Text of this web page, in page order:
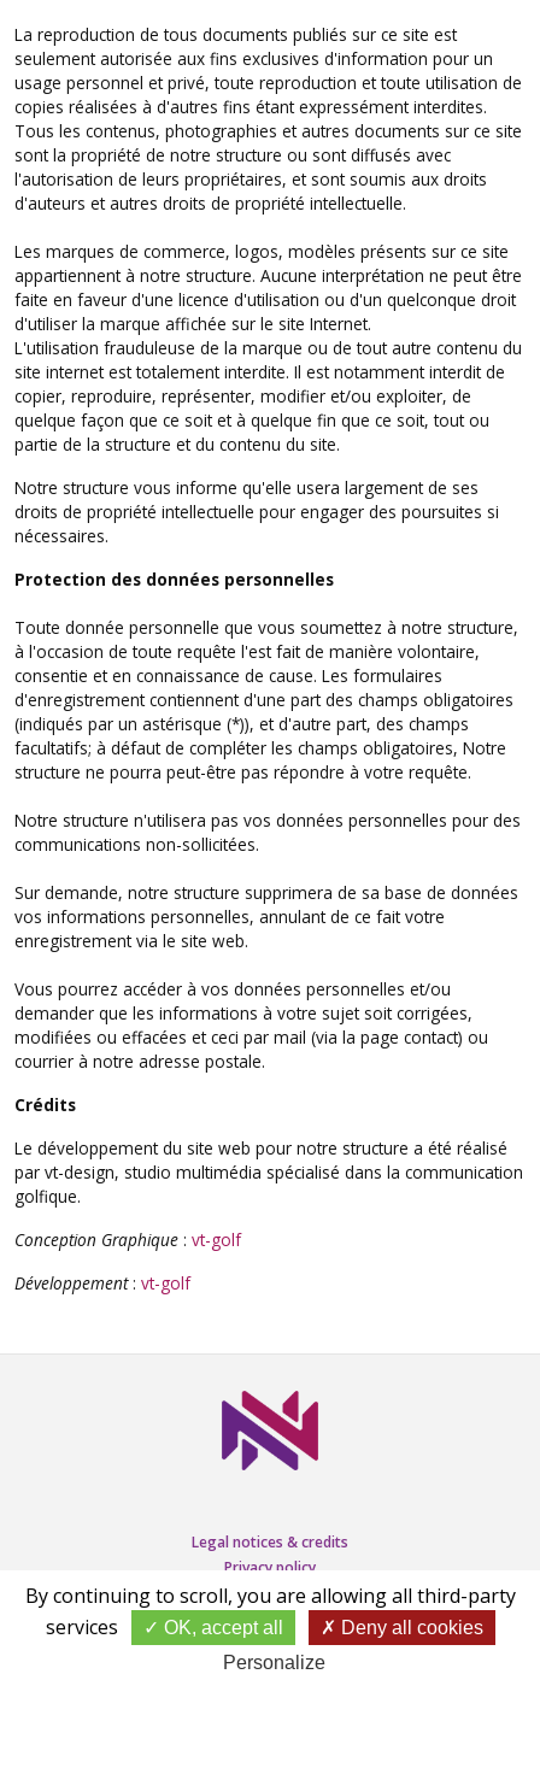
La reproduction de tous documents publiés sur ce site est
seulement autorisée aux fins exclusives d'information pour un
usage personnel et privé, toute reproduction et toute utilisation de
copies réalisées à d'autres fins étant expressément interdites.
Tous les contenus, photographies et autres documents sur ce site
sont la propriété de notre structure ou sont diffusés avec
l'autorisation de leurs propriétaires, et sont soumis aux droits
d'auteurs et autres droits de propriété intellectuelle.
Les marques de commerce, logos, modèles présents sur ce site
appartiennent à notre structure. Aucune interprétation ne peut être
faite en faveur d'une licence d'utilisation ou d'un quelconque droit
d'utiliser la marque affichée sur le site Internet.
L'utilisation frauduleuse de la marque ou de tout autre contenu du
site internet est totalement interdite. Il est notamment interdit de
copier, reproduire, représenter, modifier et/ou exploiter, de
quelque façon que ce soit et à quelque fin que ce soit, tout ou
partie de la structure et du contenu du site.
Notre structure vous informe qu'elle usera largement de ses
droits de propriété intellectuelle pour engager des poursuites si
nécessaires.
Protection des données personnelles
Toute donnée personnelle que vous soumettez à notre structure,
à l'occasion de toute requête l'est fait de manière volontaire,
consentie et en connaissance de cause. Les formulaires
d'enregistrement contiennent d'une part des champs obligatoires
(indiqués par un astérisque (*)), et d'autre part, des champs
facultatifs; à défaut de compléter les champs obligatoires, Notre
structure ne pourra peut-être pas répondre à votre requête.
Notre structure n'utilisera pas vos données personnelles pour des
communications non-sollicitées.
Sur demande, notre structure supprimera de sa base de données
vos informations personnelles, annulant de ce fait votre
enregistrement via le site web.
Vous pourrez accéder à vos données personnelles et/ou
demander que les informations à votre sujet soit corrigées,
modifiées ou effacées et ceci par mail (via la page contact) ou
courrier à notre adresse postale.
Crédits
Le développement du site web pour notre structure a été réalisé
par vt-design, studio multimédia spécialisé dans la communication
golfique.
Conception Graphique : vt-golf
Développement: vt-golf
Legal notices & credits
Privacy policy
Cookies
PRODUCTIONVT-GOLF2023 - 2026
By continuing to scroll, you are allowing all third-party
services
OK, accept all
Deny all cookies
Personalize